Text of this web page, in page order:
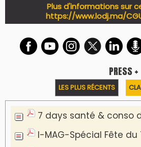
Plus d'informations sur
https://www.lodj.ma/
PRESS +
LES PLUS RÉCENTS
7 days santé & conso
I-MAG-Spécial Fête du